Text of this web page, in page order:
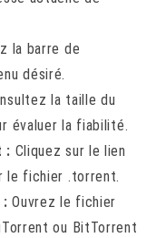
la barre de
désiré.
la taille du
évaluer la fiabilité.
: Cliquez sur le lien
le fichier .torrent.
: Ouvrez le fichier
ou BitTorrent